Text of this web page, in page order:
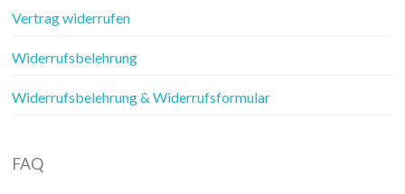
Vertrag widerrufen
Widerrufsbelehrung
Widerrufsbelehrung & Widerrufsformular
FAQ